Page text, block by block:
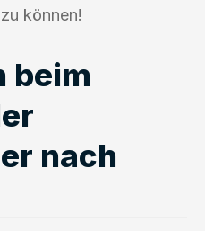
können!
beim
nach